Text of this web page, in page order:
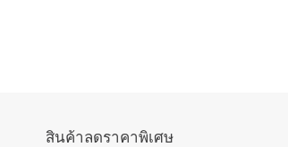
สินค้าลดราคาพิเศษ